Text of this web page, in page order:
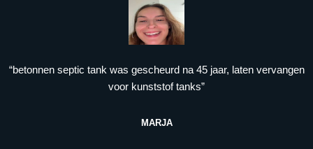
“betonnen septic tank was gescheurd na 45 jaar, laten vervangen
voor kunststof tanks”
MARJA